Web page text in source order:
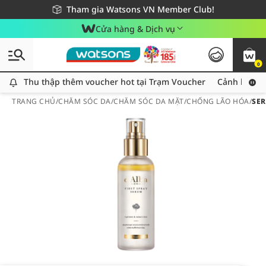
Tham gia Watsons VN Member Club!
Miễn phí giao hàng cho đơn hàng từ 249,000Đ
Giao hàng nhanh 24h - Áp dụng khu vực TP. Hồ Chí Minh
Cửa hàng & Dịch vụ
0
Thu thập thêm voucher hot tại Trạm Voucher
Thu thập thêm voucher hot tại Trạm Voucher Cảnh báo
TRANG CHỦ/CHĂM SÓC DA/CHĂM SÓC DA MẶT/CHỐNG LÃO HÓA/